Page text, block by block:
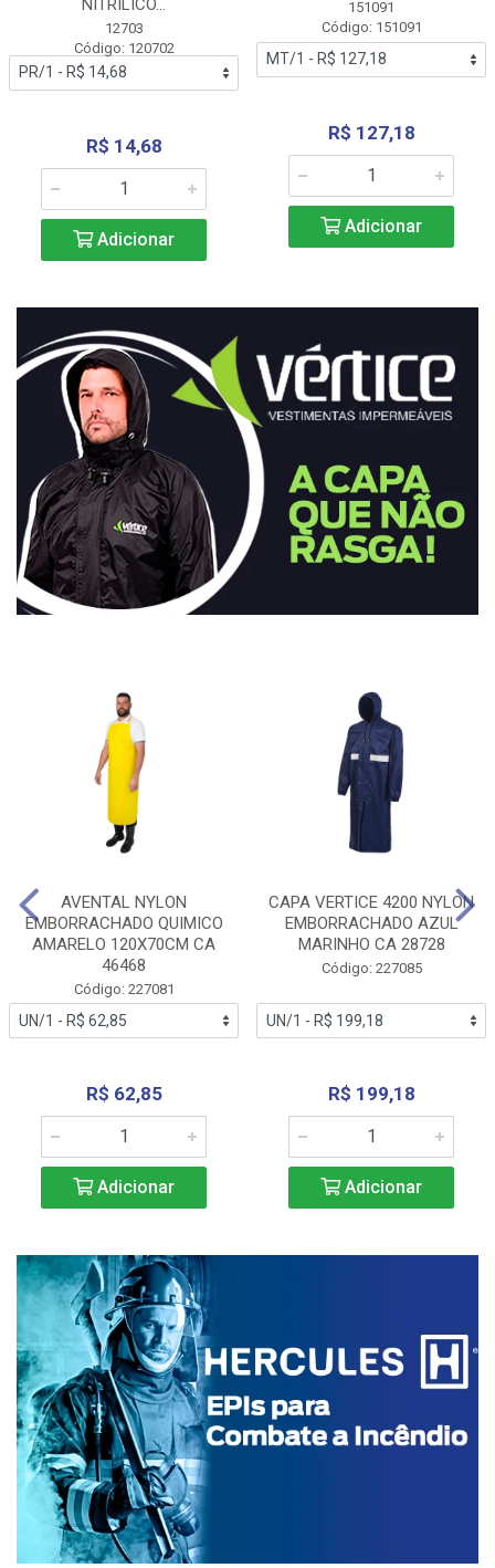
NITRÍLICO...
12703
Código: 120702
R$ 14,68
Adicionar
151091
Código: 151091
R$ 127,18
Adicionar
AVENTAL NYLON
EMBORRACHADO QUIMICO
AMARELO 120X70CM CA
46468
Código: 227081
R$ 62,85
Adicionar
CAPA VERTICE 4200 NYLON
EMBORRACHADO AZUL
MARINHO CA 28728
Código: 227085
R$ 199,18
Adicionar